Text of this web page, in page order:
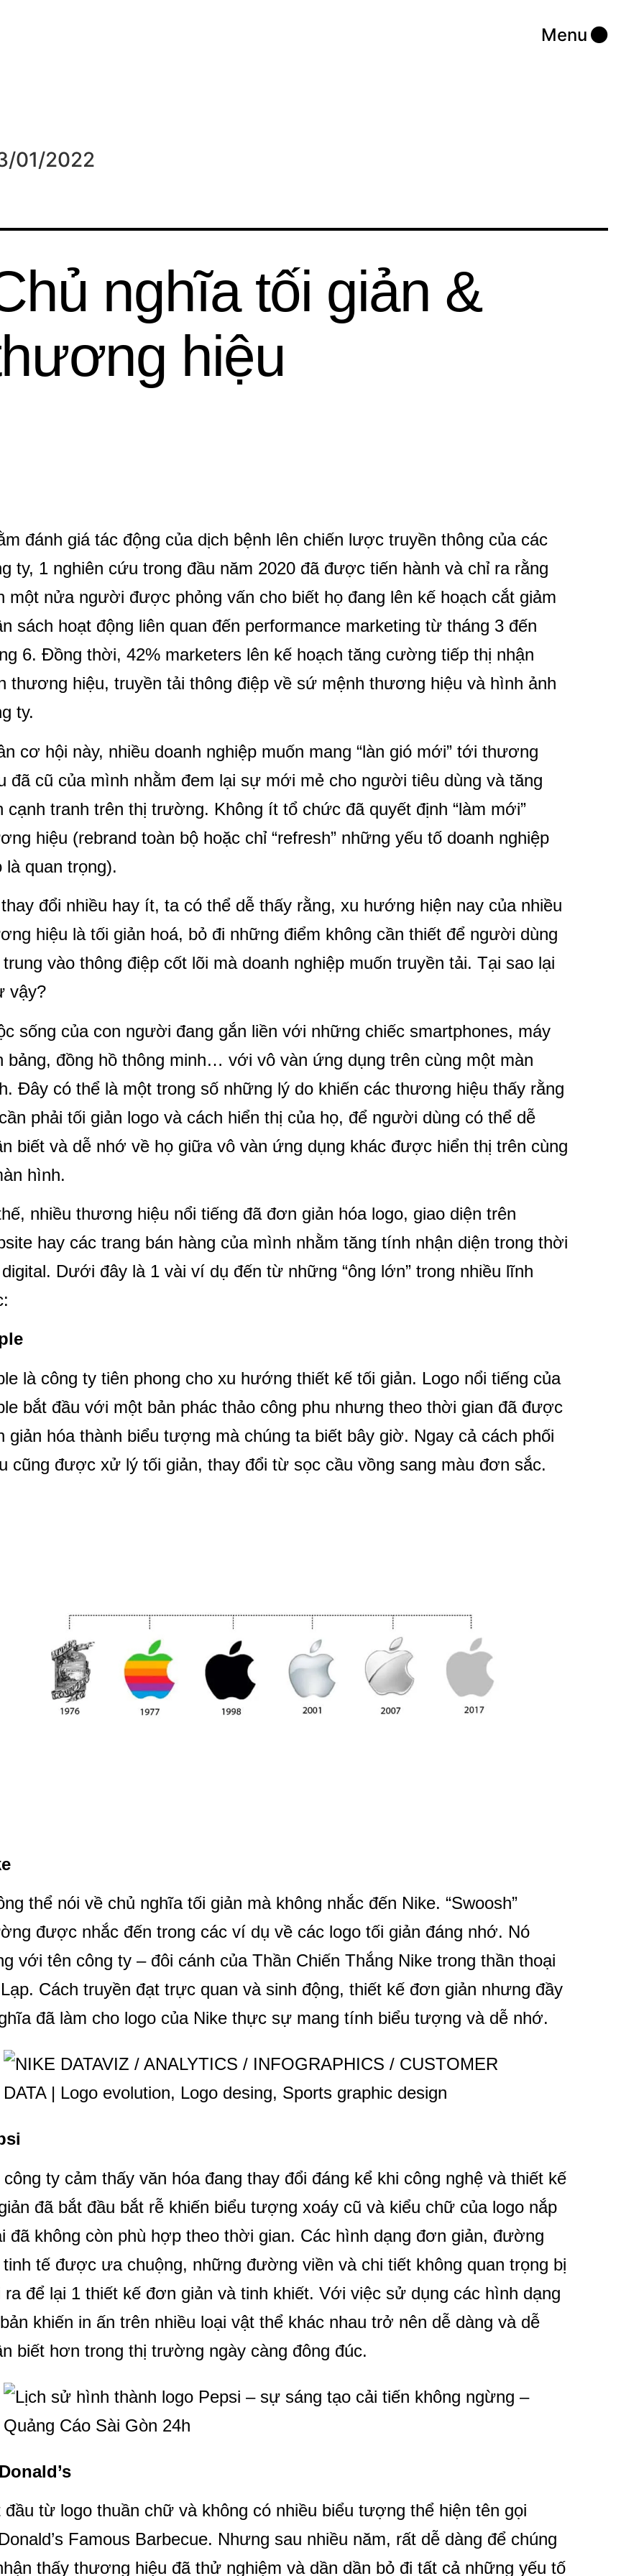
Menu
01/2022
nghĩa tối giản &
hiệu
đánh giá tác động của dịch bệnh lên chiến lược truyền thông của các
ty, 1 nghiên cứu trong đầu năm 2020 đã được tiến hành và chỉ ra rằng
một nửa người được phỏng vấn cho biết họ đang lên kế hoạch cắt giảm
sách hoạt động liên quan đến performance marketing từ tháng 3 đến
6. Đồng thời, 42% marketers lên kế hoạch tăng cường tiếp thị nhận
thương hiệu, truyền tải thông điệp về sứ mệnh thương hiệu và hình ảnh
ty.
cơ hội này, nhiều doanh nghiệp muốn mang “làn gió mới” tới thương
đã cũ của mình nhằm đem lại sự mới mẻ cho người tiêu dùng và tăng
cạnh tranh trên thị trường. Không ít tổ chức đã quyết định “làm mới”
hiệu (rebrand toàn bộ hoặc chỉ “refresh” những yếu tố doanh nghiệp
là quan trọng).
đổi nhiều hay ít, ta có thể dễ thấy rằng, xu hướng hiện nay của nhiều
hiệu là tối giản hoá, bỏ đi những điểm không cần thiết để người dùng
vào thông điệp cốt lõi mà doanh nghiệp muốn truyền tải. Tại sao lại
vậy?
sống của con người đang gắn liền với những chiếc smartphones, máy
bảng, đồng hồ thông minh… với vô vàn ứng dụng trên cùng một màn
Đây có thể là một trong số những lý do khiến các thương hiệu thấy rằng
phải tối giản logo và cách hiển thị của họ, để người dùng có thể dễ
biết và dễ nhớ về họ giữa vô vàn ứng dụng khác được hiển thị trên cùng
hình.
nhiều thương hiệu nổi tiếng đã đơn giản hóa logo, giao diện trên
hay các trang bán hàng của mình nhằm tăng tính nhận diện trong thời
Dưới đây là 1 vài ví dụ đến từ những “ông lớn” trong nhiều lĩnh
là công ty tiên phong cho xu hướng thiết kế tối giản. Logo nổi tiếng của
bắt đầu với một bản phác thảo công phu nhưng theo thời gian đã được
giản hóa thành biểu tượng mà chúng ta biết bây giờ. Ngay cả cách phối
cũng được xử lý tối giản, thay đổi từ sọc cầu vồng sang màu đơn sắc.
thể nói về chủ nghĩa tối giản mà không nhắc đến Nike. “Swoosh”
được nhắc đến trong các ví dụ về các logo tối giản đáng nhớ. Nó
với tên công ty – đôi cánh của Thần Chiến Thắng Nike trong thần thoại
Cách truyền đạt trực quan và sinh động, thiết kế đơn giản nhưng đầy
đã làm cho logo của Nike thực sự mang tính biểu tượng và dễ nhớ.
công ty cảm thấy văn hóa đang thay đổi đáng kể khi công nghệ và thiết kế
đã bắt đầu bắt rễ khiến biểu tượng xoáy cũ và kiểu chữ của logo nắp
đã không còn phù hợp theo thời gian. Các hình dạng đơn giản, đường
tinh tế được ưa chuộng, những đường viền và chi tiết không quan trọng bị
ra để lại 1 thiết kế đơn giản và tinh khiết. Với việc sử dụng các hình dạng
khiến in ấn trên nhiều loại vật thể khác nhau trở nên dễ dàng và dễ
biết hơn trong thị trường ngày càng đông đúc.
đầu từ logo thuần chữ và không có nhiều biểu tượng thể hiện tên gọi
Famous Barbecue. Nhưng sau nhiều năm, rất dễ dàng để chúng
thấy thương hiệu đã thử nghiệm và dần dần bỏ đi tất cả những yếu tố